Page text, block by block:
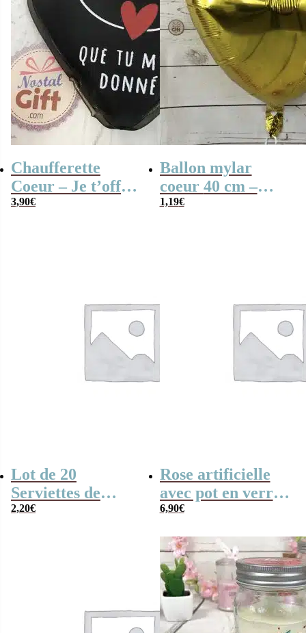
Chaufferette
Coeur – Je t’offre
le sourire que tu
3,90€
Ballon mylar
coeur 40 cm –
doré
1,19€
Lot de 20
Serviettes de
Saint-Valentin –
2,20€
Rose artificielle
avec pot en verre
– 5 cm
6,90€